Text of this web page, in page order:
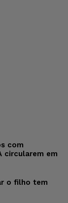
com
circularem em
o filho tem